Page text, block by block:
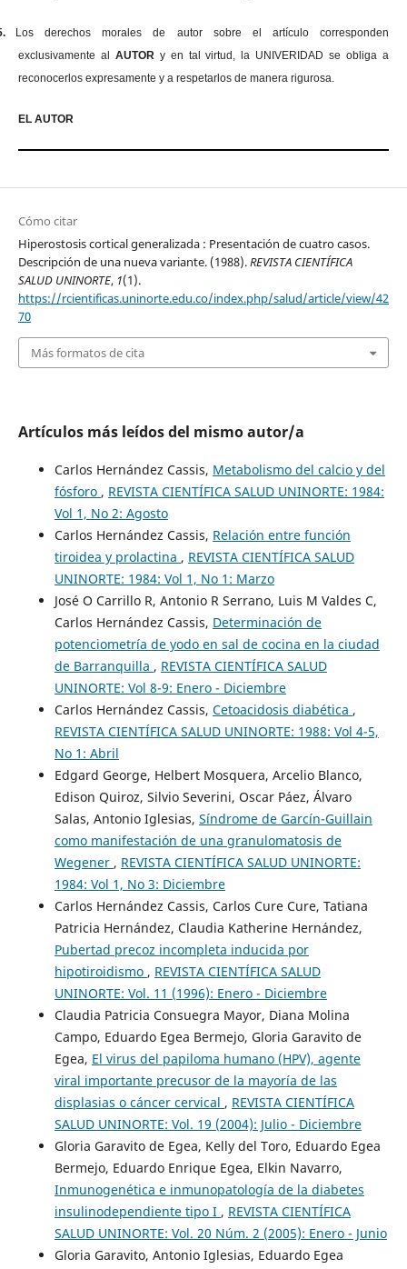
Los derechos morales de autor sobre el artículo corresponden
exclusivamente al AUTOR y en tal virtud, la UNIVERIDAD se obliga a
reconocerlos expresamente y a respetarlos de manera rigurosa.
EL AUTOR
Cómo citar
Hiperostosis cortical generalizada : Presentación de cuatro casos.
Descripción de una nueva variante. (1988).REVISTA CIENTÍFICA
SALUD UNINORTE, 1(1).
https://rcientificas.uninorte.edu.co/index.php/salud/article/view/42
70
Más formatos de cita
Artículos más leídos del mismo autor/a
Carlos Hernández Cassis, Metabolismo del calcio y del
fósforo , REVISTA CIENTÍFICA SALUD UNINORTE: 1984:
Vol 1, No 2: Agosto
Carlos Hernández Cassis, Relación entre función
tiroidea y prolactina , REVISTA CIENTÍFICA SALUD
UNINORTE: 1984: Vol 1, No 1: Marzo
José O Carrillo R, Antonio R Serrano, Luis M Valdes C,
Carlos Hernández Cassis, Determinación de
potenciometría de yodo en sal de cocina en la ciudad
de Barranquilla , REVISTA CIENTÍFICA SALUD
UNINORTE: Vol 8-9: Enero - Diciembre
Carlos Hernández Cassis, Cetoacidosis diabética ,
REVISTA CIENTÍFICA SALUD UNINORTE: 1988: Vol 4-5,
No 1: Abril
Edgard George, Helbert Mosquera, Arcelio Blanco,
Edison Quiroz, Silvio Severini, Oscar Páez, Álvaro
Salas, Antonio Iglesias, Síndrome de Garcín-Guillain
como manifestación de una granulomatosis de
Wegener , REVISTA CIENTÍFICA SALUD UNINORTE:
1984: Vol 1, No 3: Diciembre
Carlos Hernández Cassis, Carlos Cure Cure, Tatiana
Patricia Hernández, Claudia Katherine Hernández,
Pubertad precoz incompleta inducida por
hipotiroidismo , REVISTA CIENTÍFICA SALUD
UNINORTE: Vol. 11 (1996): Enero - Diciembre
Claudia Patricia Consuegra Mayor, Diana Molina
Campo, Eduardo Egea Bermejo, Gloria Garavito de
Egea, El virus del papiloma humano (HPV), agente
viral importante precusor de la mayoría de las
displasias o cáncer cervical , REVISTA CIENTÍFICA
SALUD UNINORTE: Vol. 19 (2004): Julio - Diciembre
Gloria Garavito de Egea, Kelly del Toro, Eduardo Egea
Bermejo, Eduardo Enrique Egea, Elkin Navarro,
Inmunogenética e inmunopatología de la diabetes
insulinodependiente tipo I , REVISTA CIENTÍFICA
SALUD UNINORTE: Vol. 20 Núm. 2 (2005): Enero - Junio
Gloria Garavito, Antonio Iglesias, Eduardo Egea